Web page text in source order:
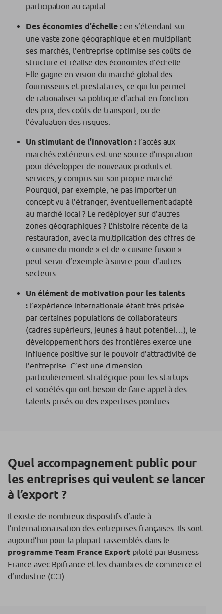
participation au capital.
Des économies d’échelle : en s’étendant sur
une vaste zone géographique et en multipliant
ses marchés, l’entreprise optimise ses coûts de
structure et réalise des économies d’échelle.
Elle gagne en vision du marché global des
fournisseurs et prestataires, ce qui lui permet
de rationaliser sa politique d’achat en fonction
des prix, des coûts de transport, ou de
l’évaluation des risques.
Un stimulant de l’innovation : l’accès aux
marchés extérieurs est une source d’inspiration
pour développer de nouveaux produits et
services, y compris sur son propre marché.
Pourquoi, par exemple, ne pas importer un
concept vu à l’étranger, éventuellement adapté
au marché local ? Le redéployer sur d’autres
zones géographiques ? L’histoire récente de la
restauration, avec la multiplication des offres de
« cuisine du monde » et de « cuisine fusion »
peut servir d’exemple à suivre pour d’autres
secteurs.
Un élément de motivation pour les talents
: l’expérience internationale étant très prisée
par certaines populations de collaborateurs
(cadres supérieurs, jeunes à haut potentiel…), le
développement hors des frontières exerce une
influence positive sur le pouvoir d’attractivité de
l’entreprise. C’est une dimension
particulièrement stratégique pour les startups
et sociétés qui ont besoin de faire appel à des
talents prisés ou des expertises pointues.
Quel accompagnement public pour
les entreprises qui veulent se lancer
à l’export ?
Il existe de nombreux dispositifs d’aide à
l’internationalisation des entreprises françaises. Ils sont
aujourd’hui pour la plupart rassemblés dans le
programme Team France Export piloté par Business
France avec Bpifrance et les chambres de commerce et
d’industrie (CCI).